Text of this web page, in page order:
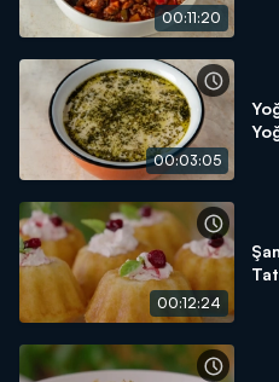
00:11:20
00:03:05
00:12:24